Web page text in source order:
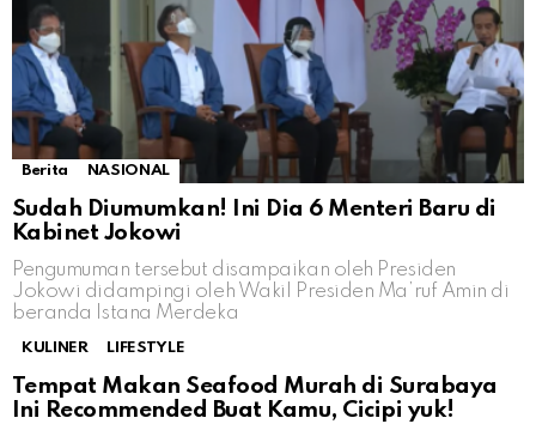
Berita NASIONAL
Sudah Diumumkan! Ini Dia 6 Menteri Baru di
Kabinet Jokowi
Pengumuman tersebut disampaikan oleh Presiden
Jokowi didampingi oleh Wakil Presiden Ma’ruf Amin di
beranda Istana Merdeka
KULINER LIFESTYLE
Tempat Makan Seafood Murah di Surabaya
Ini Recommended Buat Kamu, Cicipi yuk!